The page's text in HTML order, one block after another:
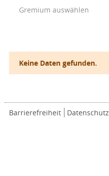
Gremium auswählen
Keine Daten gefunden.
Barrierefreiheit Datenschutz